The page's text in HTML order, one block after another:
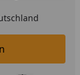
legen